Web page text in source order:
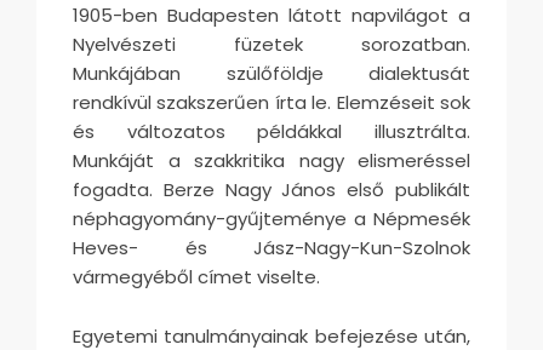
1905-ben Budapesten látott napvilágot a
Nyelvészeti füzetek sorozatban.
Munkájában szülőföldje dialektusát
rendkívül szakszerűen írta le. Elemzéseit sok
és változatos példákkal illusztrálta.
Munkáját a szakkritika nagy elismeréssel
fogadta. Berze Nagy János első publikált
néphagyomány-gyűjteménye a Népmesék
Heves- és Jász-Nagy-Kun-Szolnok
vármegyéből címet viselte.
Egyetemi tanulmányainak befejezése után,